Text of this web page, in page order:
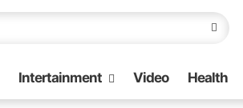
Intertainment Video Health